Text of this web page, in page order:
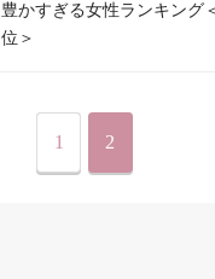
豊かすぎる女性ランキング
位＞
1 2